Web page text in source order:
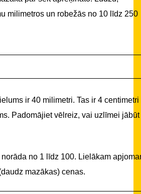
milimetros un robežās no 10 līdz 250
ir 40 milimetri. Tas ir 4 centimetri
Padomājiet vēlreiz, vai uzlīmei jābūt
no 1 līdz 100. Lielākam
mazākas) cenas.